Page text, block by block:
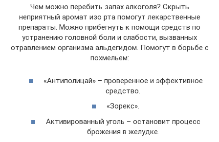
Чем можно перебить запах алкоголя? Скрыть
неприятный аромат изо рта помогут лекарственные
препараты. Можно прибегнуть к помощи средств по
устранению головной боли и слабости, вызванных
отравлением организма альдегидом. Помогут в борьбе с
похмельем:
«Антиполицай» – проверенное и эффективное
средство.
«Зорекс».
Активированный уголь – остановит процесс
брожения в желудке.